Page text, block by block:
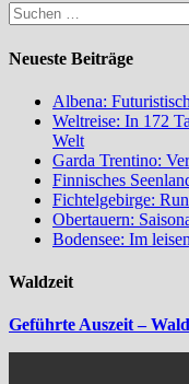
Suchen
nach:
Neueste Beiträge
Albena:
Weltreise: In 172
Welt
Garda Trentino:
Finnisches
Fichtelgebirge:
Obertauern:
Bodensee: Im
Waldzeit
Geführte Auszeit –